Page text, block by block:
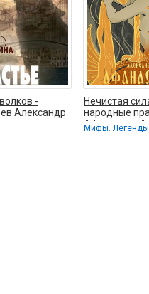
-
Александр
Нечистая
народные
Афанасьев
Николаевич